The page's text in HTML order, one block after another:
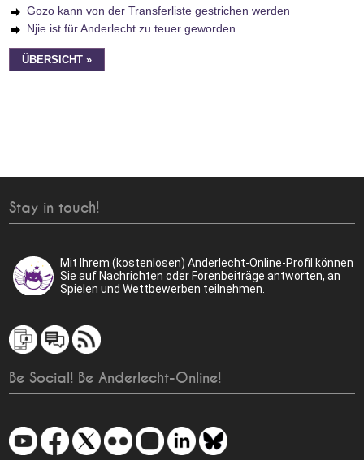
Gozo kann von der Transferliste gestrichen werden
Njie ist für Anderlecht zu teuer geworden
ÜBERSICHT »
Stay in touch!
Mit Ihrem (kostenlosen) Anderlecht-Online-Profil können
Sie auf Nachrichten oder Forenbeiträge antworten, an
Spielen und Wettbewerben teilnehmen.
Be Social! Be Anderlecht-Online!